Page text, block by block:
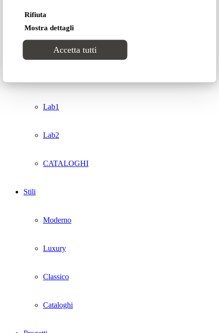
Rifiuta
Mostra dettagli
Accetta tutti
Sweet dreams
Lab1
Lab2
CATALOGHI
Stili
Moderno
Luxury
Classico
Cataloghi